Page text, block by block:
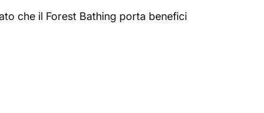
che il Forest Bathing porta benefici